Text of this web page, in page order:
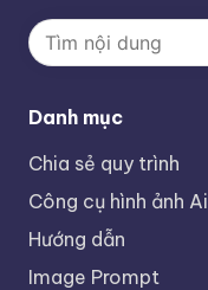
Danh mục
Chia sẻ quy trình
Công cụ hình ảnh Ai
Hướng dẫn
Image Prompt